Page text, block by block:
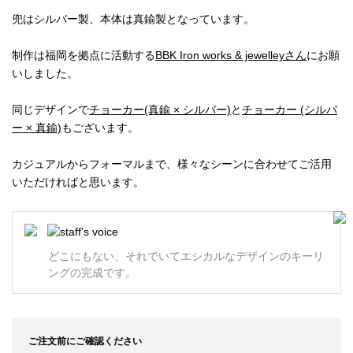
兜はシルバー製、本体は真鍮製となっています。
制作は福岡を拠点に活動するBBK Iron works & jewelleyさんにお願
いしました。
同じデザインでチョーカー(真鍮 × シルバー)とチョーカー (シルバ
ー × 真鍮)もございます。
カジュアルからフォーマルまで、様々なシーンに合わせてご活用
いただければと思います。
どこにもない、それでいてエシカルなデザインのキーリ
ングの完成です。
ご注文前にご確認ください